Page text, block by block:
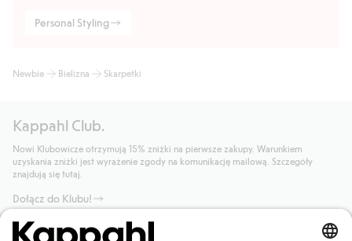
Personal Styling
Newbie Bielizna Skarpetki
Kappahl Club.
Nowi Klubowicze otrzymują 15% zniżki na pierwsze zakupy. Warunkiem
uzyskania zniżki jest wyrażenie zgody na komunikację mailową. Szczegóły
znajdują się tutaj.
Dołącz do Klubu!